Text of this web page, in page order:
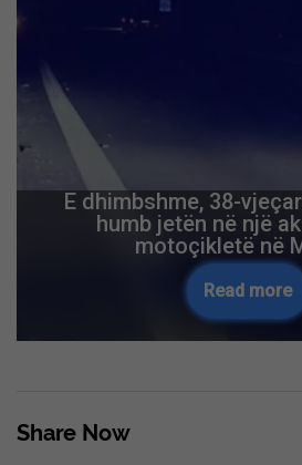
E dhimbshme, 38-
humb jetën në një
motoçikletë në
Read more
Share Now